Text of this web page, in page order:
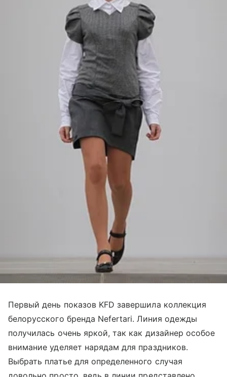
Первый день показов KFD завершила коллекция
белорусского бренда Nefertari. Линия одежды
получилась очень яркой, так как дизайнер особое
внимание уделяет нарядам для праздников.
Выбрать платье для определенного случая